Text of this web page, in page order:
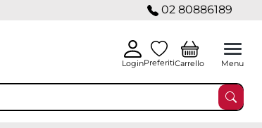
02 80886189
LoginPreferitiCarrello Menu